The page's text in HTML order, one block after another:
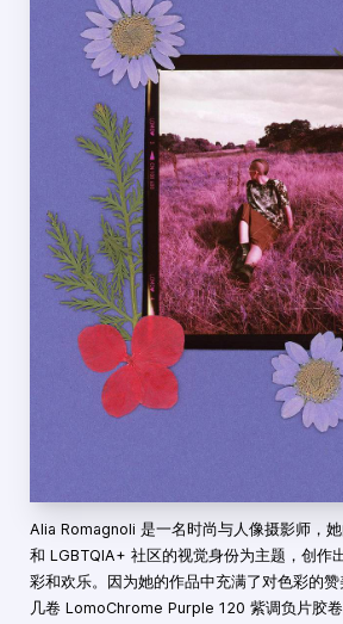
Alia Romagnoli 是一名时尚与人像摄影师，
和 LGBTQIA+ 社区的视觉身份为主题，创作
彩和欢乐。因为她的作品中充满了对色彩的
几卷 LomoChrome Purple 120 紫调负片胶